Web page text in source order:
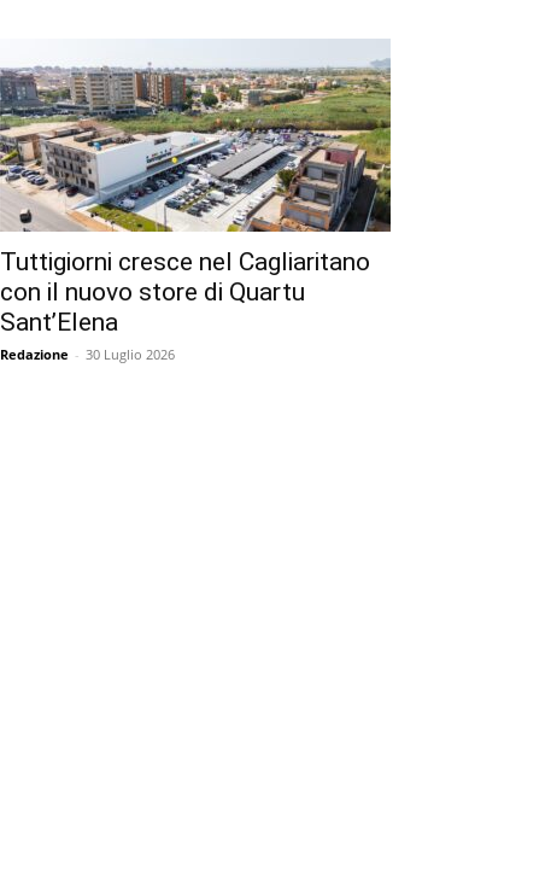
Tuttigiorni cresce nel Cagliaritano
con il nuovo store di Quartu
Sant’Elena
Redazione - 30 Luglio 2026